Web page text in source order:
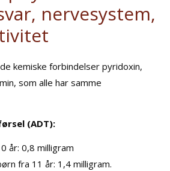
nervesystem,
kemiske forbindelser pyridoxin,
som alle har samme
(ADT):
år: 0,8 milligram
fra 11 år: 1,4 milligram.